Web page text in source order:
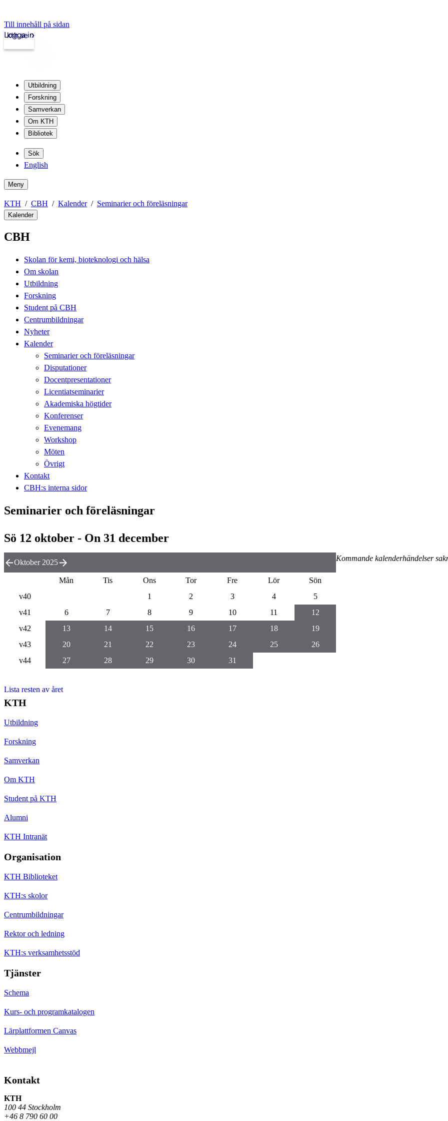
Till innehåll på sidan
kth.se
Logga in
Utbildning
Forskning
Samverkan
Om KTH
Bibliotek
Sök
English
Meny
KTH CBH Kalender Seminarier och föreläsningar
Kalender
CBH
Skolan för kemi, bioteknologi och hälsa
Om skolan
Utbildning
Forskning
Student på CBH
Centrumbildningar
Nyheter
Kalender
Seminarier och föreläsningar
Disputationer
Docentpresentationer
Licentiatseminarier
Akademiska högtider
Konferenser
Evenemang
Workshop
Möten
Övrigt
Kontakt
CBH:s interna sidor
Seminarier och föreläsningar
Sö 12 oktober - On 31 december
Kommande kalenderhändelser
Oktober 2025
Mån Tis Ons Tor Fre Lör
Sön
v40
1 2 3 4
5
v41
6 7 8 9 10 11
12
v42
13 14 15 16 17 18
19
v43
20 21 22 23 24 25
26
v44
27 28 29 30 31
Lista resten av året
KTH
Utbildning
Forskning
Samverkan
Om KTH
Student på KTH
Alumni
KTH Intranät
Organisation
KTH Biblioteket
KTH:s skolor
Centrumbildningar
Rektor och ledning
KTH:s verksamhetsstöd
Tjänster
Schema
Kurs- och programkatalogen
Lärplattformen Canvas
Webbmejl
Kontakt
KTH
100 44 Stockholm
+46 8 790 60 00